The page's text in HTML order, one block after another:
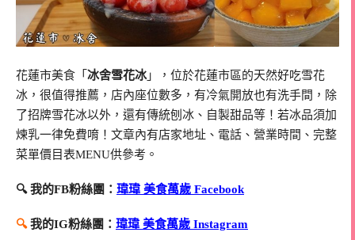
花蓮市美食「 冰舍雪花冰」，位於花蓮市區的天然好吃雪花
冰，很值得推薦，店內座位數多，有冷氣開放也有洗手間，除
了招牌雪花冰以外，還有傳統刨冰、自製甜品等！若冰品須加
煉乳一律免費唷！文章內有店家地址、電話、營業時間、完整
菜單價目表MENU供參考。
🔍 我的FB粉絲團： 瑋瑋 美食萬歲 Facebook
🔍我的IG粉絲團： 瑋瑋 美食萬歲 Instagram